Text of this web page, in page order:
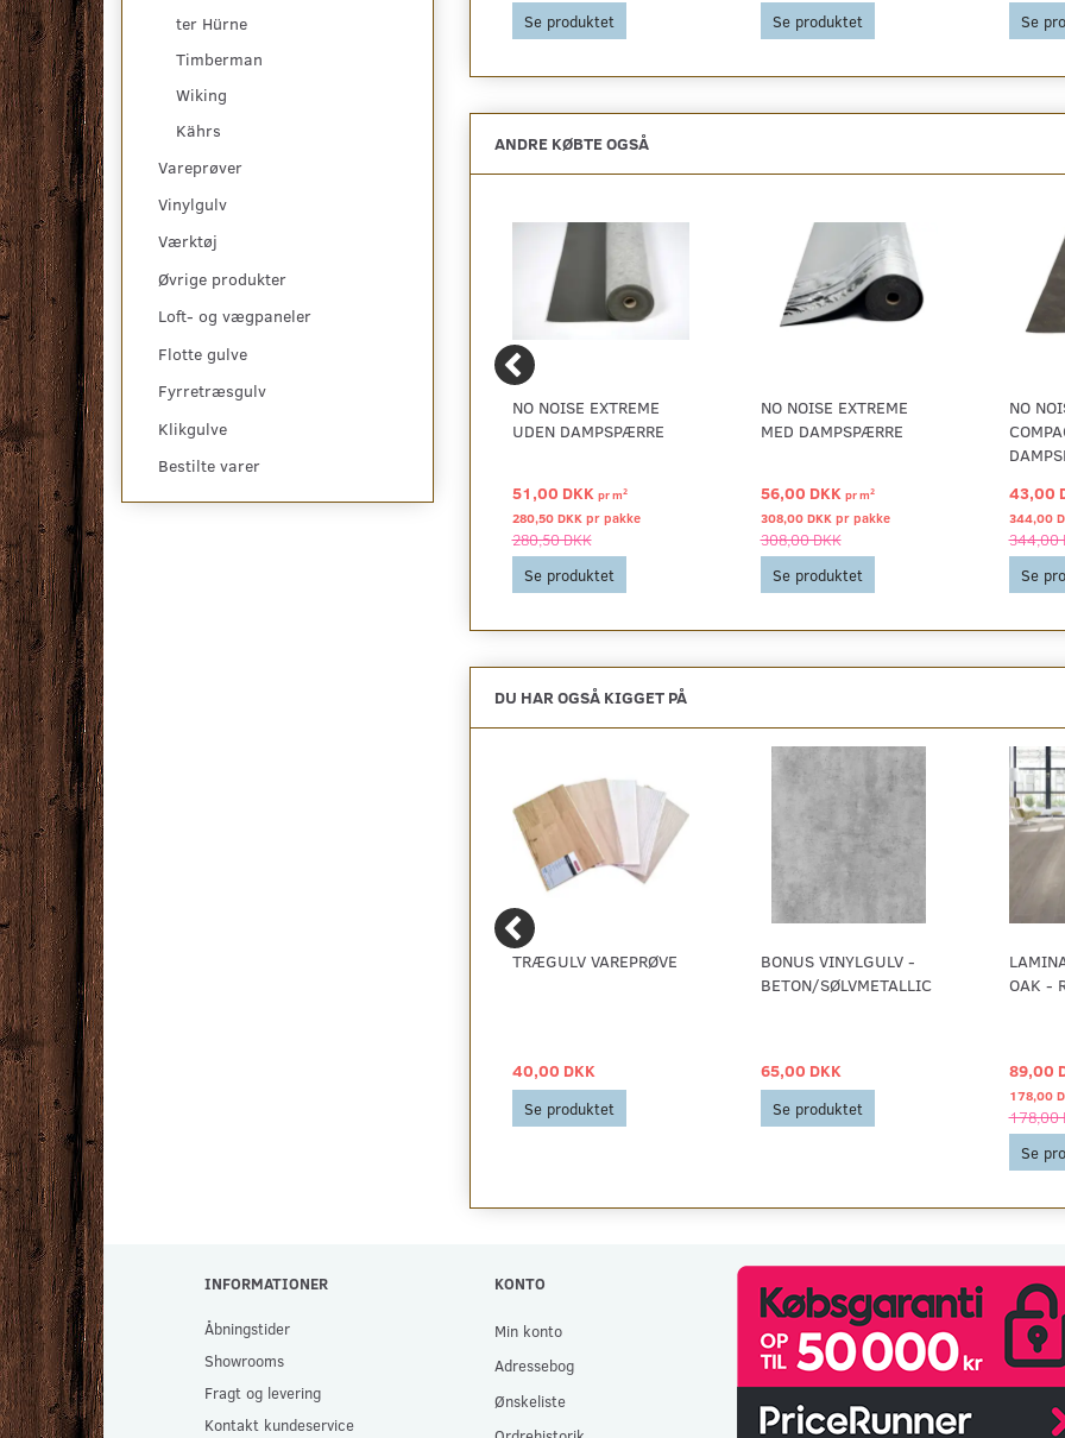
ter Hürne
Timberman
Wiking
Kährs
Vareprøver
Vinylgulv
Værktøj
Øvrige produkter
Loft- og vægpaneler
Flotte gulve
Fyrretræsgulv
Klikgulve
Bestilte varer
Se produktet
Se produktet
Se produktet
Se
ANDRE KØBTE OGSÅ
TARKETT
PROFESSIONAL, PLANK
EG ROBUST TRES PEFC
1.322,50 DKK
Se produktet
NO NOISE EXTREME
UDEN DAMPSPÆRRE
51,00 DKK prm2
280,50 DKK pr pakke
280,50 DKK
Se produktet
NO NOISE EXTREME
MED DAMPSPÆRRE
56,00 DKK prm2
308,00 DKK pr pakke
308,00 DKK
Se produktet
NO
43,00
344,00
344,00
Se
DU HAR OGSÅ KIGGET PÅ
16 MM. WAVIN 5-LAGS
PRO5 GULVVARMERØR
879,00 DKK
Se produktet
TRÆGULV VAREPRØVE
40,00 DKK
Se produktet
BONUS VINYLGULV -
BETON/SØLVMETALLIC
65,00 DKK
Se produktet
OAK -
89,00
178,00
178,00
Se
INFORMATIONER
Åbningstider
Showrooms
Fragt og levering
Kontakt kundeservice
KONTO
Min konto
Adressebog
Ønskeliste